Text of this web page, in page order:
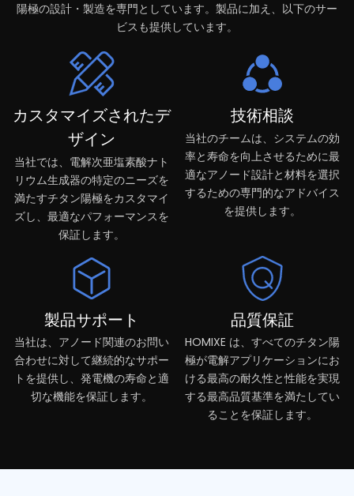
陽極の設計・製造を専門としています。製品に加え、以下のサー
ビスも提供しています。
カスタマイズされたデ
ザイン
当社では、電解次亜塩素酸ナト
リウム生成器の特定のニーズを
満たすチタン陽極をカスタマイ
ズし、最適なパフォーマンスを
保証します。
技術相談
当社のチームは、システムの効
率と寿命を向上させるために最
適なアノード設計と材料を選択
するための専門的なアドバイス
を提供します。
製品サポート
当社は、アノード関連のお問い
合わせに対して継続的なサポー
トを提供し、発電機の寿命と適
切な機能を保証します。
品質保証
HOMIXE は、すべてのチタン陽
極が電解アプリケーションにお
ける最高の耐久性と性能を実現
する最高品質基準を満たしてい
ることを保証します。